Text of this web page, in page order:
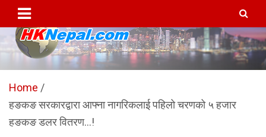
content
HKNepal.com – हङकङबाट
सञ्चालित पहिलो नेपाली अनलाईन
पत्रिका
hknepal, hknepal.com, hk nepal, hk nepal com
Home
हङकङ सरकारद्वारा आफ्ना नागरिकलाई पहिलो चरणको ५ हजार
हङकङ डलर वितरण…!